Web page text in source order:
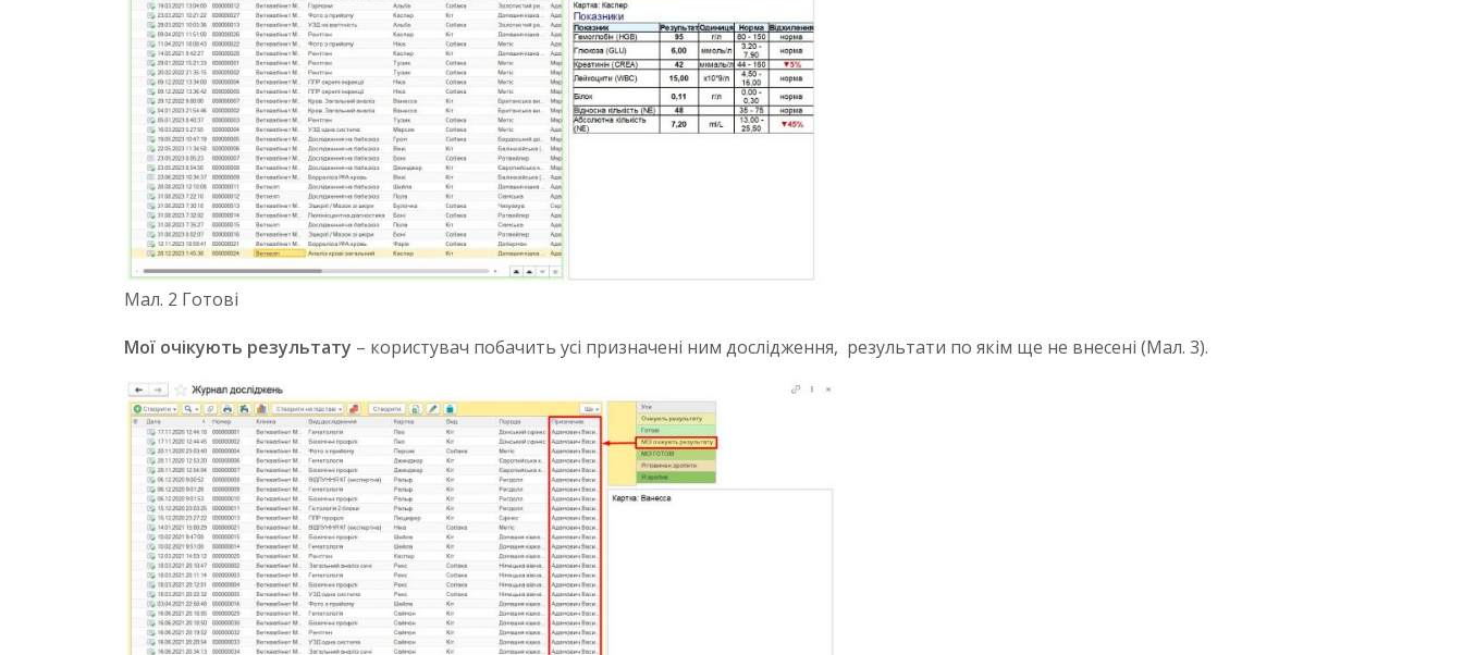
Мал. 2 Готові
Мої очікують результату – користувач побачить усі призначені ним дослідження, результати по якім ще не внесені (Мал. 3).